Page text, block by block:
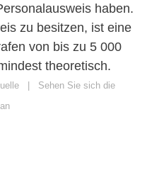
haben.
zu besitzen, ist eine
von bis zu 5 000
theoretisch.
| Sehen Sie sich die